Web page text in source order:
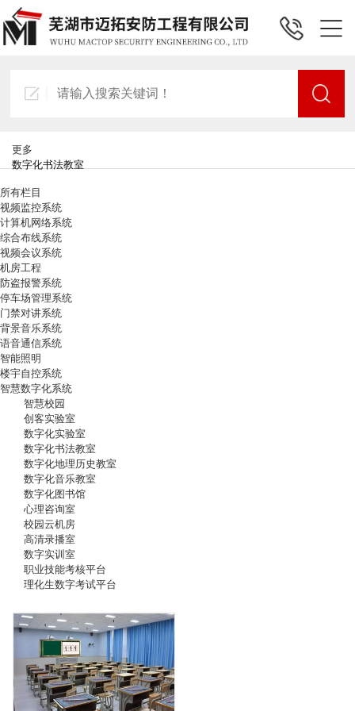
更多
数字化书法教室
所有栏目
视频监控系统
计算机网络系统
综合布线系统
视频会议系统
机房工程
防盗报警系统
停车场管理系统
门禁对讲系统
背景音乐系统
语音通信系统
智能照明
楼宇自控系统
智慧数字化系统
智慧校园
创客实验室
数字化实验室
数字化书法教室
数字化地理历史教室
数字化音乐教室
数字化图书馆
心理咨询室
校园云机房
高清录播室
数字实训室
职业技能考核平台
理化生数字考试平台